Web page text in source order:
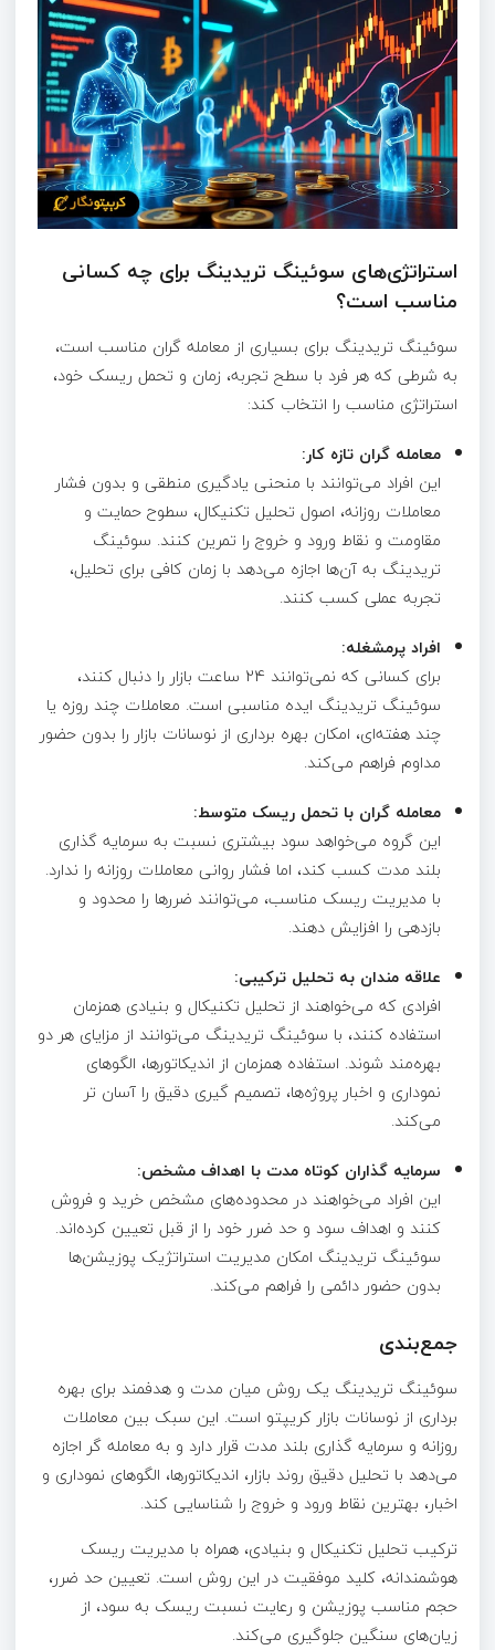
استراتژی‌های سوئینگ تریدینگ برای چه کسانی
مناسب است؟
سوئینگ تریدینگ برای بسیاری از معامله‌ گران مناسب است،
به شرطی که هر فرد با سطح تجربه، زمان و تحمل ریسک خود،
استراتژی مناسب را انتخاب کند:
معامله‌ گران تازه‌ کار:
این افراد می‌توانند با منحنی یادگیری منطقی و بدون فشار
معاملات روزانه، اصول تحلیل تکنیکال، سطوح حمایت و
مقاومت و نقاط ورود و خروج را تمرین کنند. سوئینگ
تریدینگ به آن‌ها اجازه می‌دهد با زمان کافی برای تحلیل،
تجربه عملی کسب کنند.
افراد پرمشغله:
برای کسانی که نمی‌توانند 24 ساعت بازار را دنبال کنند،
سوئینگ تریدینگ ایده مناسبی است. معاملات چند روزه یا
چند هفته‌ای، امکان بهره‌ برداری از نوسانات بازار را بدون حضور
مداوم فراهم می‌کند.
معامله‌ گران با تحمل ریسک متوسط:
این گروه می‌خواهد سود بیشتری نسبت به سرمایه‌ گذاری
بلند مدت کسب کند، اما فشار روانی معاملات روزانه را ندارد.
با مدیریت ریسک مناسب، می‌توانند ضررها را محدود و
بازدهی را افزایش دهند.
علاقه‌ مندان به تحلیل ترکیبی:
افرادی که می‌خواهند از تحلیل تکنیکال و بنیادی همزمان
استفاده کنند، با سوئینگ تریدینگ می‌توانند از مزایای هر دو
بهره‌مند شوند. استفاده همزمان از اندیکاتورها، الگوهای
نموداری و اخبار پروژه‌ها، تصمیم‌ گیری دقیق را آسان‌ تر
می‌کند.
سرمایه‌ گذاران کوتاه‌ مدت با اهداف مشخص:
این افراد می‌خواهند در محدوده‌های مشخص خرید و فروش
کنند و اهداف سود و حد ضرر خود را از قبل تعیین کرده‌اند.
سوئینگ تریدینگ امکان مدیریت استراتژیک پوزیشن‌ها
بدون حضور دائمی را فراهم می‌کند.
جمع‌بندی
سوئینگ تریدینگ یک روش میان‌ مدت و هدفمند برای بهره‌
برداری از نوسانات بازار کریپتو است. این سبک بین معاملات
روزانه و سرمایه‌ گذاری بلند مدت قرار دارد و به معامله‌ گر اجازه
می‌دهد با تحلیل دقیق روند بازار، اندیکاتورها، الگوهای نموداری و
اخبار، بهترین نقاط ورود و خروج را شناسایی کند.
ترکیب تحلیل تکنیکال و بنیادی، همراه با مدیریت ریسک
هوشمندانه، کلید موفقیت در این روش است. تعیین حد ضرر،
حجم مناسب پوزیشن و رعایت نسبت ریسک به سود، از
زیان‌های سنگین جلوگیری می‌کند.